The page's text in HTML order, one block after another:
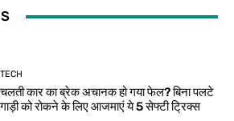
TECH
चलती कार का ब्रेक अचानक हो गया फेल? बिना पलटे
गाड़ी को रोकने के लिए आजमाएं ये 5 सेफ्टी ट्रिक्स